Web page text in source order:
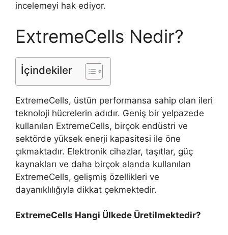
incelemeyi hak ediyor.
ExtremeCells Nedir?
İçindekiler
ExtremeCells, üstün performansa sahip olan ileri
teknoloji hücrelerin adıdır. Geniş bir yelpazede
kullanılan ExtremeCells, birçok endüstri ve
sektörde yüksek enerji kapasitesi ile öne
çıkmaktadır. Elektronik cihazlar, taşıtlar, güç
kaynakları ve daha birçok alanda kullanılan
ExtremeCells, gelişmiş özellikleri ve
dayanıklılığıyla dikkat çekmektedir.
ExtremeCells Hangi Ülkede Üretilmektedir?